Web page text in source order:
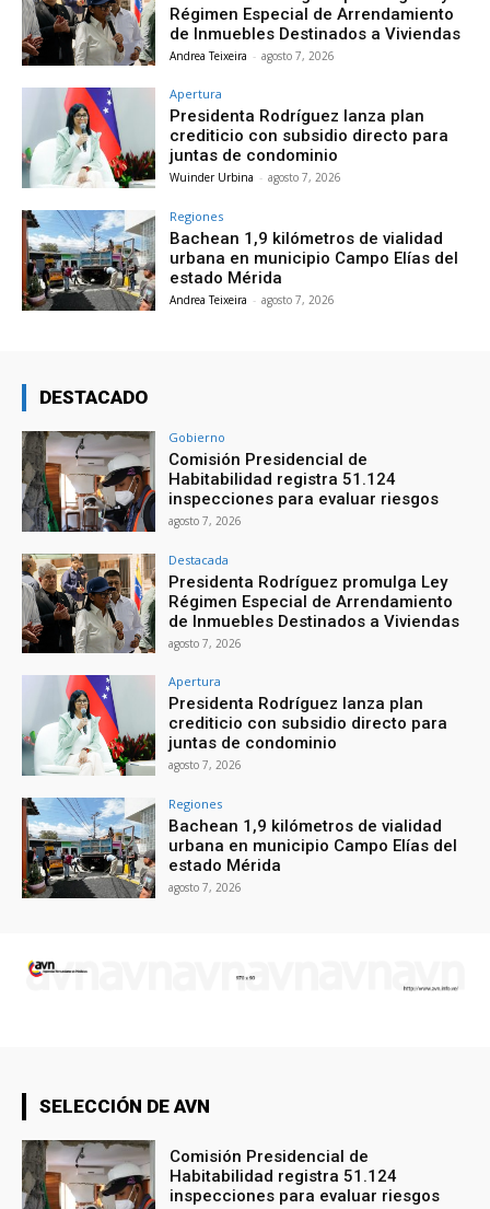
Régimen Especial de Arrendamiento
de Inmuebles Destinados a Viviendas
Andrea Teixeira - agosto 7, 2026
Apertura
Presidenta Rodríguez lanza plan
crediticio con subsidio directo para
juntas de condominio
Wuinder Urbina - agosto 7, 2026
Regiones
Bachean 1,9 kilómetros de vialidad
urbana en municipio Campo Elías del
estado Mérida
Andrea Teixeira - agosto 7, 2026
DESTACADO
Gobierno
Comisión Presidencial de
Habitabilidad registra 51.124
inspecciones para evaluar riesgos
agosto 7, 2026
Destacada
Presidenta Rodríguez promulga Ley
Régimen Especial de Arrendamiento
de Inmuebles Destinados a Viviendas
agosto 7, 2026
Apertura
Presidenta Rodríguez lanza plan
crediticio con subsidio directo para
juntas de condominio
agosto 7, 2026
Regiones
Bachean 1,9 kilómetros de vialidad
urbana en municipio Campo Elías del
estado Mérida
agosto 7, 2026
SELECCIÓN DE AVN
Comisión Presidencial de
Habitabilidad registra 51.124
inspecciones para evaluar riesgos